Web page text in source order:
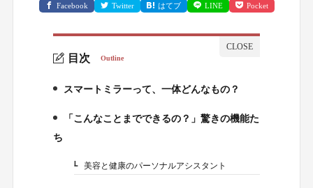
Facebook Twitter はてブ LINE Pocket
目次 Outline
1.
スマートミラーって、一体どんなもの？
「こんなことまでできるの？」驚きの機能た
ち
2-1.美容と健康のパーソナルアシスタント